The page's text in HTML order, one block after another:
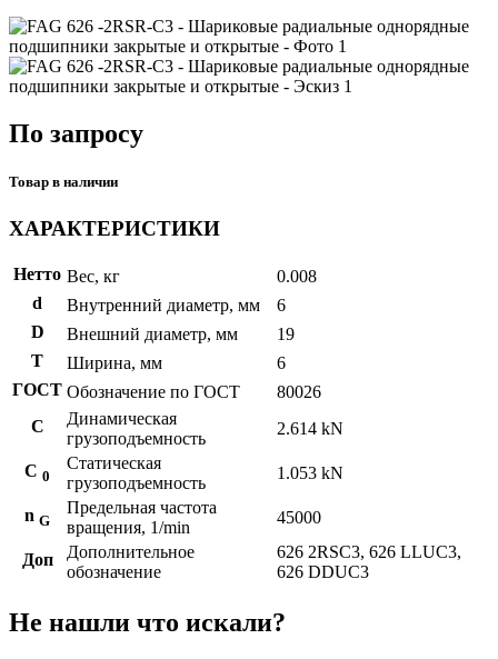
По запросу
Товар в наличии
ХАРАКТЕРИСТИКИ
Нетто Вес, кг
0.008
d
Внутренний диаметр, мм
6
D
Внешний диаметр, мм
19
T
Ширина, мм
6
ГОСТ Обозначение по ГОСТ
80026
C
Динамическая
грузоподъемность
2.614 kN
С 0
Статическая
грузоподъемность
1.053 kN
n G
Предельная частота
вращения, 1/min
45000
Доп
Дополнительное
обозначение
626 2RSC3, 626 LLUC3,
626 DDUC3
Не нашли что искали?